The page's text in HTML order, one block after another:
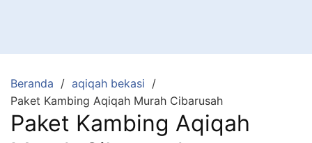
Beranda
aqiqah bekasi
Paket Kambing Aqiqah Murah Cibarusah
Paket Kambing Aqiqah